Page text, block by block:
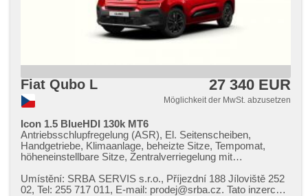
Fiat Qubo L 27 340 EUR
Möglichkeit der MwSt. abzusetzen
Icon 1.5 BlueHDI 130k MT6
Antriebsschlupfregelung (ASR), El. Seitenscheiben,
Handgetriebe, Klimaanlage, beheizte Sitze, Tempomat,
höheneinstellbare Sitze, Zentralverriegelung mit
Fahrersitz, Antrieb 4x2, El. Klappspiegel,
Geschwindigkeitsregelung von der Hang, täglich Leuchten,
Umístění: SRBA SERVIS s.r.o.,​ Příjezdní 188 Jíloviště 252
02,​ Tel: 255 717 011,​ E​-mail: prodej@srba.cz. Tato inzerce